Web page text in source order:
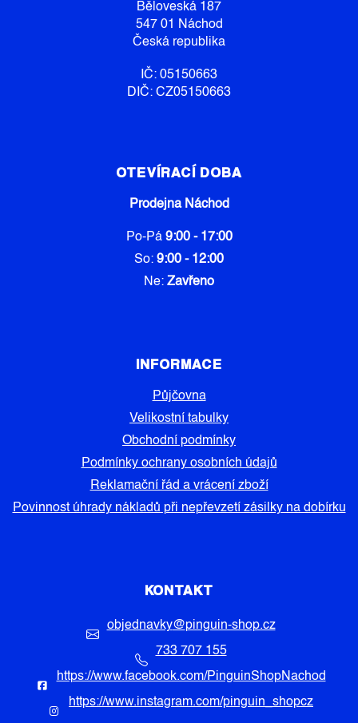
Ý
P
I
U
Běloveská 187
547 01 Náchod
Česká republika
IČ: 05150663
DIČ: CZ05150663
OTEVÍRACÍ DOBA
Prodejna Náchod
Po-Pá 9:00 - 17:00
So: 9:00 - 12:00
Ne: Zavřeno
INFORMACE
Půjčovna
Velikostní tabulky
Obchodní podmínky
Podmínky ochrany osobních údajů
Reklamační řád a vrácení zboží
Povinnost úhrady nákladů při nepřevzetí zásilky na dobírku
KONTAKT
objednavky@pinguin-shop.cz
733 707 155
https://www.facebook.com/PinguinShopNachod
https://www.instagram.com/pinguin_shopcz